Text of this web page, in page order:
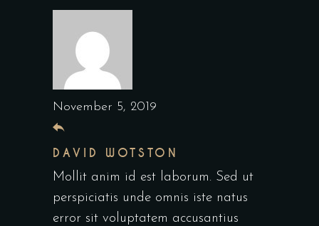
November 5, 2019
DAVID WOTSTON
Mollit anim id est laborum. Sed ut
perspiciatis unde omnis iste natus
error sit voluptatem accusantius